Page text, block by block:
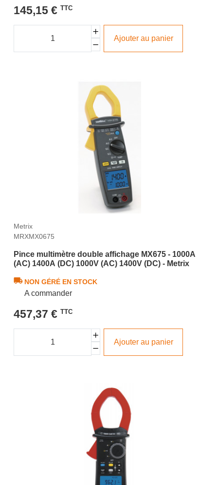
145,15 € TTC
Ajouter au panier
Metrix
MRXMX0675
Pince multimètre double affichage MX675 - 1000A
(AC) 1400A (DC) 1000V (AC) 1400V (DC) - Metrix
NON GÉRÉ EN STOCK
A commander
457,37 € TTC
Ajouter au panier